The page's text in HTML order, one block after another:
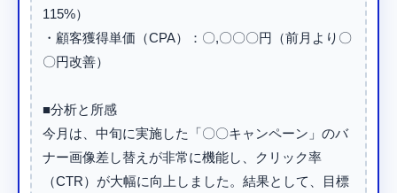
115%）
・顧客獲得単価（CPA）：〇,〇〇〇円（前月より〇
〇円改善）
■分析と所感
今月は、中旬に実施した「〇〇キャンペーン」のバ
ナー画像差し替えが非常に機能し、クリック率
（CTR）が大幅に向上しました。結果として、目標